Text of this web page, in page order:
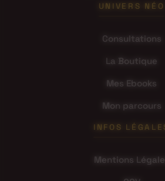
UNIVERS NÉO
Consultations
La Boutique
Mes Ebooks
Mon parcours
INFOS
Mentions